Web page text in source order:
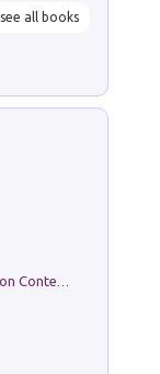
see all books